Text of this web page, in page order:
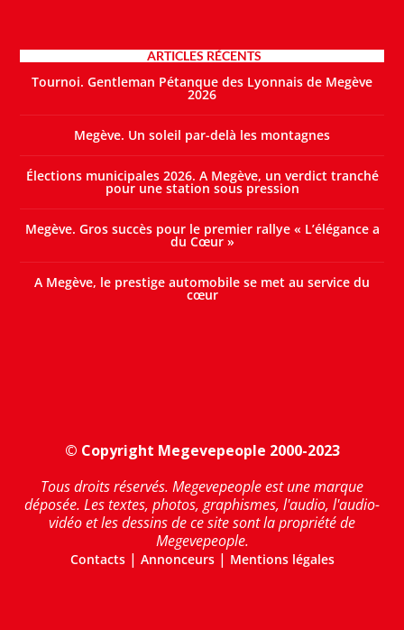
ARTICLES RÉCENTS
Tournoi. Gentleman Pétanque des Lyonnais de Megève
2026
Megève. Un soleil par-delà les montagnes
Élections municipales 2026. A Megève, un verdict tranché
pour une station sous pression
Megève. Gros succès pour le premier rallye « L’élégance a
du Cœur »
A Megève, le prestige automobile se met au service du
cœur
© Copyright Megevepeople 2000-2023
Tous droits réservés. Megevepeople est une marque
déposée. Les textes, photos, graphismes, l'audio, l'audio-
vidéo et les dessins de ce site sont la propriété de
Megevepeople.
Contacts| Annonceurs| Mentions légales